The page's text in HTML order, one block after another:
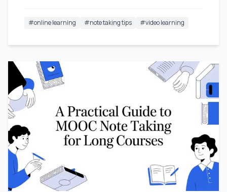
#online learning #note taking tips #video learning